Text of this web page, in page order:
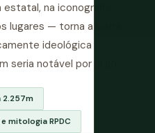
na iconografia
lugares — torna a visita
ideológica
seria notável por si só.
2.257m
mitologia RPDC